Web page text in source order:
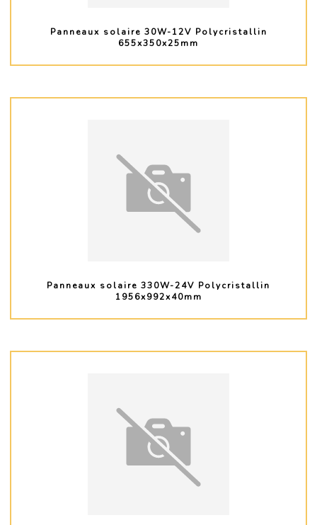
Panneaux solaire 30W-12V Polycristallin
655x350x25mm
Panneaux solaire 330W-24V Polycristallin
1956x992x40mm